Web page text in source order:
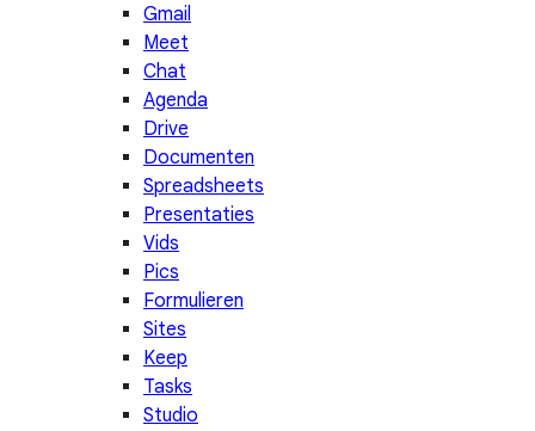
Gmail
Meet
Chat
Agenda
Drive
Documenten
Spreadsheets
Presentaties
Vids
Pics
Formulieren
Sites
Keep
Tasks
Studio